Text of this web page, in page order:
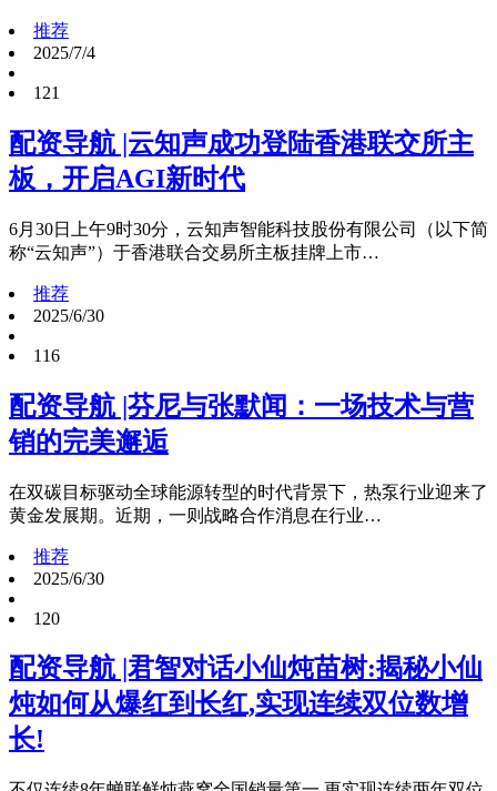
推荐
2025/7/4
121
配资导航 |云知声成功登陆香港联交所主
板，开启AGI新时代
6月30日上午9时30分，云知声智能科技股份有限公司（以下简
称“云知声”）于香港联合交易所主板挂牌上市…
推荐
2025/6/30
116
配资导航 |芬尼与张默闻：一场技术与营
销的完美邂逅
在双碳目标驱动全球能源转型的时代背景下，热泵行业迎来了
黄金发展期。近期，一则战略合作消息在行业…
推荐
2025/6/30
120
配资导航 |君智对话小仙炖苗树:揭秘小仙
炖如何从爆红到长红,实现连续双位数增
长!